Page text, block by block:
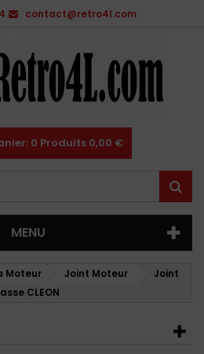
contact@retro4l.com
0 Produits 0,00 €
MENU
Moteur Joint Moteur
Joint
CLEON